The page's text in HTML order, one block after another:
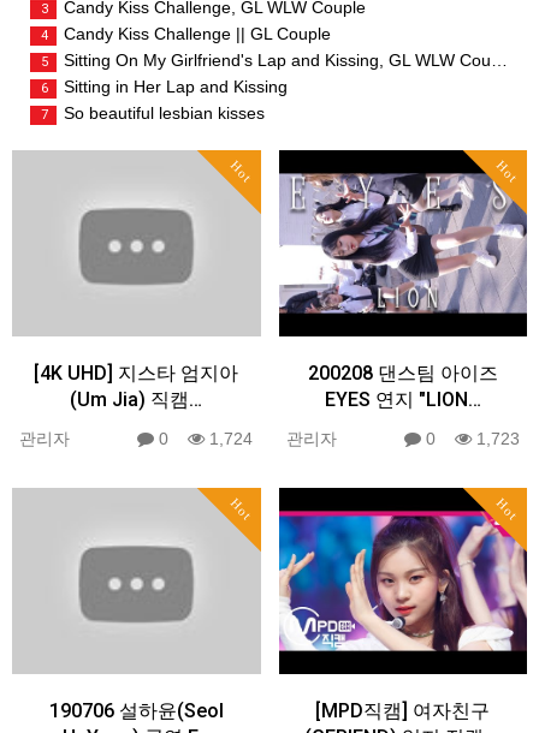
3 Candy Kiss Challenge, GL WLW Couple
4 Candy Kiss Challenge || GL Couple
5 Sitting On My Girlfriend's Lap and Kissing, GL WLW Couple
6 Sitting in Her Lap and Kissing
7 So beautiful lesbian kisses
Hot
[4K UHD] 지스타 엄지아
(Um Jia) 직캠…
관리자 0 1,724
Hot
200208 댄스팀 아이즈
EYES 연지 "LION…
관리자 0 1,723
Hot
190706 설하윤(Seol
Hot
[MPD직캠] 여자친구